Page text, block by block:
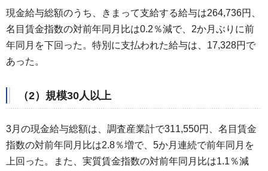
現金給与総額のうち、きまって支給する給与は264,736円、
名目賃金指数の対前年同月比は0.2％減で、2か月ぶりに前
年同月を下回った。特別に支払われた給与は、17,328円で
あった。
（2）規模30人以上
3月の現金給与総額は、調査産業計で311,550円、名目賃金
指数の対前年同月比は2.8％増で、5か月連続で前年同月を
上回った。また、実質賃金指数の対前年同月比は1.1％減